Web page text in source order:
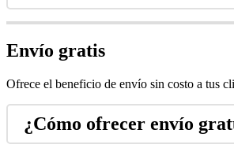
Envío gratis
Ofrece el beneficio de envío sin costo a tus
¿Cómo ofrecer envío